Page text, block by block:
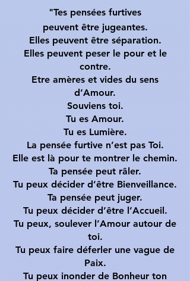
"Tes pensées furtives
peuvent être jugeantes.
Elles peuvent être séparation.
Elles peuvent peser le pour et le
contre.
Etre amères et vides du sens
d’Amour.
Souviens toi.
Tu es Amour.
Tu es Lumière.
La pensée furtive n’est pas Toi.
Elle est là pour te montrer le chemin.
Ta pensée peut râler.
Tu peux décider d’être Bienveillance.
Ta pensée peut juger.
Tu peux décider d’être l’Accueil.
Tu peux, soulever l’Amour autour de
toi.
Tu peux faire déferler une vague de
Paix.
Tu peux inonder de Bonheur ton